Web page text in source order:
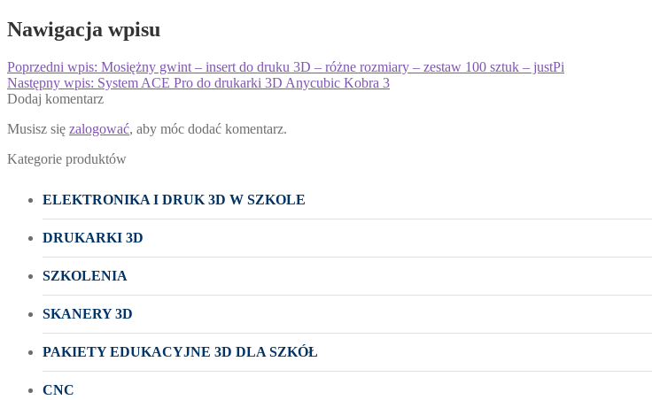
Nawigacja wpisu
Poprzedni wpis: Mosiężny gwint – insert do druku 3D – różne rozmiary – zestaw 100 sztuk – justPi
Następny wpis: System ACE Pro do drukarki 3D Anycubic Kobra 3
Dodaj komentarz
Musisz się zalogować, aby móc dodać komentarz.
Kategorie produktów
ELEKTRONIKA I DRUK 3D W SZKOLE
DRUKARKI 3D
SZKOLENIA
SKANERY 3D
PAKIETY EDUKACYJNE 3D DLA SZKÓŁ
CNC